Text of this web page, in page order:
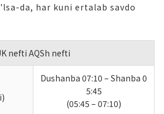
da, har kuni ertalab savdo
nefti AQSh nefti
Dushanba 07:10 – Shanba 0
5:45
(05:45 – 07:10)